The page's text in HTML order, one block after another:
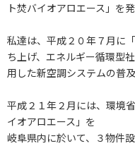
ト焚バイオアロエース」を
私達は、平成２０年７月に
ち上げ、エネルギー循環型
用した新空調システムの普
平成２１年２月には、環境
イオアロエース」を
岐阜県内に於いて、３物件